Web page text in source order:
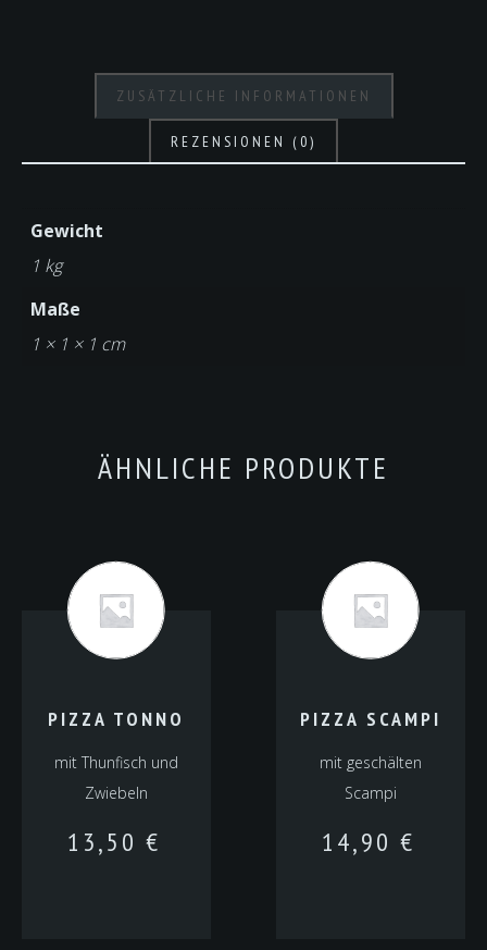
ZUSÄTZLICHE INFORMATIONEN
REZENSIONEN (0)
Gewicht
1 kg
Maße
1 × 1 × 1 cm
ÄHNLICHE PRODUKTE
PIZZA TONNO
mit Thunfisch und
Zwiebeln
13,50 €
PIZZA SCAMPI
mit geschälten
Scampi
14,90 €